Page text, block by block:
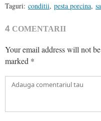
Taguri: conditii, pesta porcina,
4 COMENTARII
Your email address will not
marked *